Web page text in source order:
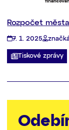
Rozpočet
7. 1. 2025
Tiskové zprávy